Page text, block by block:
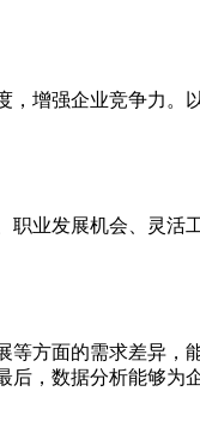
，增强企业竞争力。
业发展机会、灵活
等方面的需求差异，
后，数据分析能够为